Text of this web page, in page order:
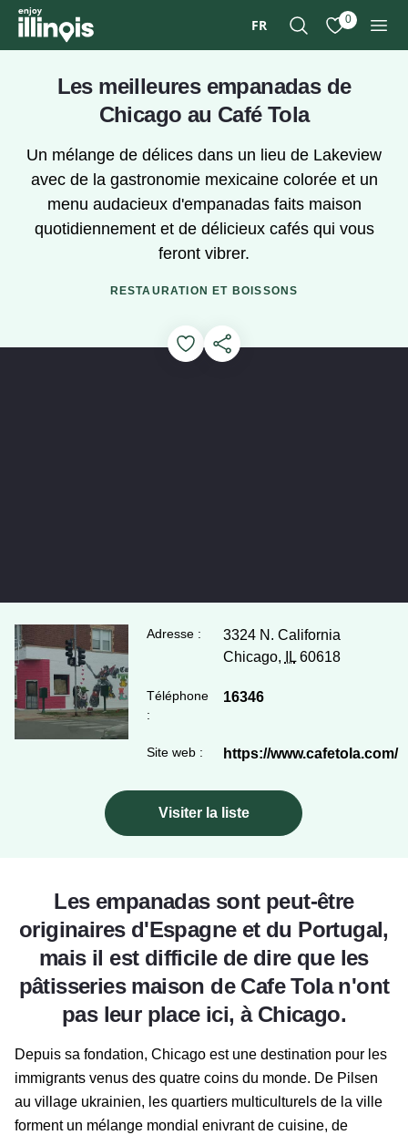
Aller au contenu principal
FR 0
Les meilleures empanadas de
Chicago au Café Tola
Un mélange de délices dans un lieu de Lakeview
avec de la gastronomie mexicaine colorée et un
menu audacieux d'empanadas faits maison
quotidiennement et de délicieux cafés qui vous
feront vibrer.
RESTAURATION ET BOISSONS
Add to Favorites
Partager cette page
Regarder la vidéo :
Adresse :
3324 N. California
Chicago,
IL60618
Téléphone
:
16346
Site web : https://www.cafetola.com/
Visiter la liste
Les empanadas sont peut-être
originaires d'Espagne et du Portugal,
mais il est difficile de dire que les
pâtisseries maison de Cafe Tola n'ont
pas leur place ici, à Chicago.
Depuis sa fondation, Chicago est une destination pour les
immigrants venus des quatre coins du monde. De Pilsen
au village ukrainien, les quartiers multiculturels de la ville
forment un mélange mondial enivrant de cuisine, de